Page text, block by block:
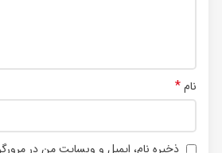
نام*
ذخیره نام، ایمیل و وبسایت من در